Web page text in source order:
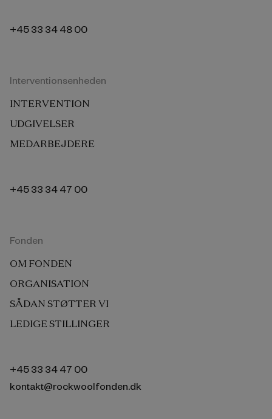
+45 33 34 48 00
Interventionsenheden
INTERVENTION
UDGIVELSER
MEDARBEJDERE
+45 33 34 47 00
Fonden
OM FONDEN
ORGANISATION
SÅDAN STØTTER VI
LEDIGE STILLINGER
+45 33 34 47 00
kontakt@rockwoolfonden.dk